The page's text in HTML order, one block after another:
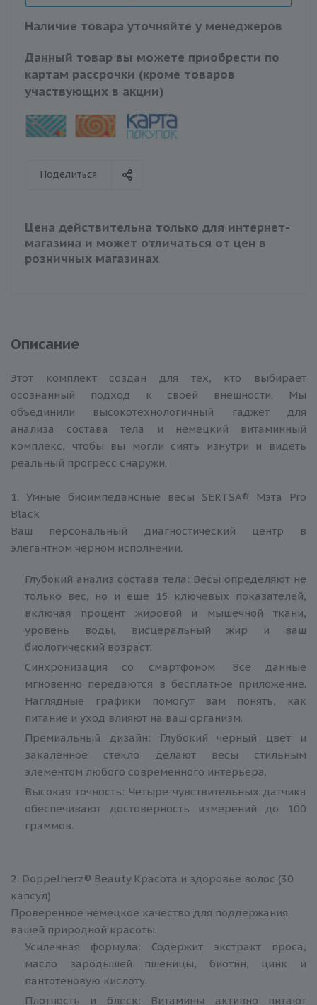
Наличие товара уточняйте у менеджеров
Данный товар вы можете приобрести по
картам рассрочки (кроме товаров
участвующих в акции)
Поделиться
Цена действительна только для интернет-
магазина и может отличаться от цен в
розничных магазинах
Описание
Этот комплект создан для тех, кто выбирает
осознанный подход к своей внешности. Мы
объединили высокотехнологичный гаджет для
анализа состава тела и немецкий витаминный
комплекс, чтобы вы могли сиять изнутри и видеть
реальный прогресс снаружи.
1. Умные биоимпедансные весы SERTSA® Мэта Pro
Black
Ваш персональный диагностический центр в
элегантном черном исполнении.
Глубокий анализ состава тела: Весы определяют не
только вес, но и еще 15 ключевых показателей,
включая процент жировой и мышечной ткани,
уровень воды, висцеральный жир и ваш
биологический возраст.
Синхронизация со смартфоном: Все данные
мгновенно передаются в бесплатное приложение.
Наглядные графики помогут вам понять, как
питание и уход влияют на ваш организм.
Премиальный дизайн: Глубокий черный цвет и
закаленное стекло делают весы стильным
элементом любого современного интерьера.
Высокая точность: Четыре чувствительных датчика
обеспечивают достоверность измерений до 100
граммов.
2. Doppelherz® Beauty Красота и здоровье волос (30
капсул)
Проверенное немецкое качество для поддержания
вашей природной красоты.
Усиленная формула: Содержит экстракт проса,
масло зародышей пшеницы, биотин, цинк и
пантотеновую кислоту.
Плотность и блеск: Витамины активно питают